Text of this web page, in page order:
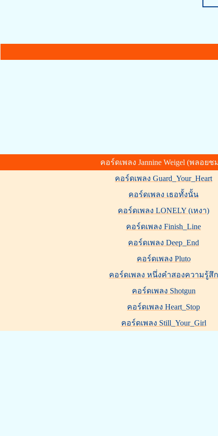
คอร์ดเพลง Jannine Weigel (พลอยช
คอร์ดเพลง Guard_Your_Heart
คอร์ดเพลง เธอทั้งนั้น
คอร์ดเพลง LONELY (เหงา)
คอร์ดเพลง Finish_Line
คอร์ดเพลง Deep_End
คอร์ดเพลง Pluto
คอร์ดเพลง หนึ่งคำสองความรู้สึก
คอร์ดเพลง Shotgun
คอร์ดเพลง Heart_Stop
คอร์ดเพลง Still_Your_Girl